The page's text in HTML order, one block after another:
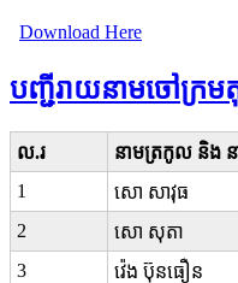
Download Here
បញ្ជីរាយនាមចៅក្រមតុ
ល.រ នាមត្រកូល និង ន
1
សោ សាវុធ
2
សោ សុតា
3
វ៉េង ប៊ុនធឿន